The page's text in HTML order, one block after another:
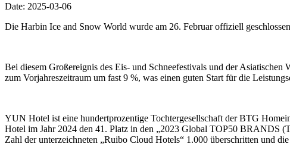
Date: 2025-03-06
Die Harbin Ice and Snow World wurde am 26. Februar offiziell
Bei diesem Großereignis des Eis- und Schneefestivals und der
zum Vorjahreszeitraum um fast 9 %, was einen guten Start für die
YUN Hotel ist eine hundertprozentige Tochtergesellschaft der BTG
Hotel im Jahr 2024 den 41. Platz in den „2023 Global TOP50 BRANDS
Zahl der unterzeichneten „Ruibo Cloud Hotels“ 1.000 überschritten und